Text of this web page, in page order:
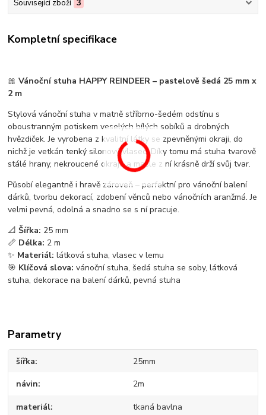
Související zboží 3
Kompletní specifikace
🎀Vánoční stuha HAPPY REINDEER – pastelově šedá 25 mm x
2 m
Stylová vánoční stuha v matně stříbrno-šedém odstínu s
oboustranným potiskem veselých bílých sobíků a drobných
hvězdiček. Je vyrobena z kvalitní látky se zpevněnými okraji, do
nichž je vetkán tenký silonový vlasec. Díky tomu má stuha tvarově
stálé hrany, nekroucené okraje a mašle z ní krásně drží svůj tvar.
Působí elegantně i hravě zároveň – perfektní pro vánoční balení
dárků, tvorbu dekorací, zdobení věnců nebo vánočních aranžmá. Je
velmi pevná, odolná a snadno se s ní pracuje.
📐Šířka: 25 mm
📏 Délka: 2 m
✨ Materiál: látková stuha, vlasec v lemu
🎯 Klíčová slova: vánoční stuha, šedá stuha se soby, látková
stuha, dekorace na balení dárků, pevná stuha
Parametry
šířka 25mm
návin 2m
materiál tkaná bavlna